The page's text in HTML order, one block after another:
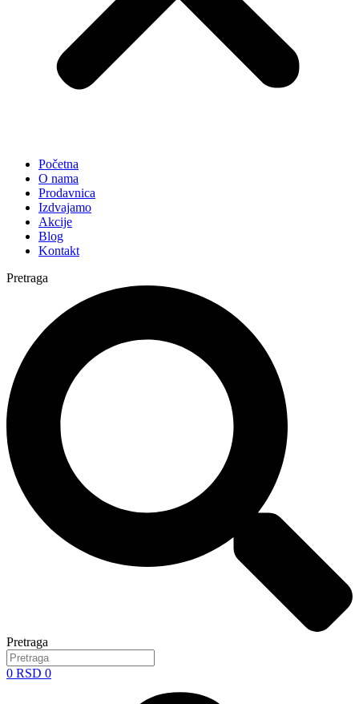
Početna
O nama
Prodavnica
Izdvajamo
Akcije
Blog
Kontakt
Pretraga
Pretraga
0 RSD 0